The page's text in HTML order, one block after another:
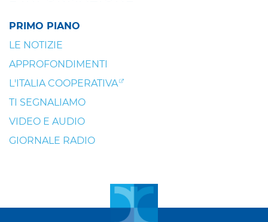
PRIMO PIANO
LE NOTIZIE
APPROFONDIMENTI
L'ITALIA COOPERATIVA
TI SEGNALIAMO
VIDEO E AUDIO
GIORNALE RADIO